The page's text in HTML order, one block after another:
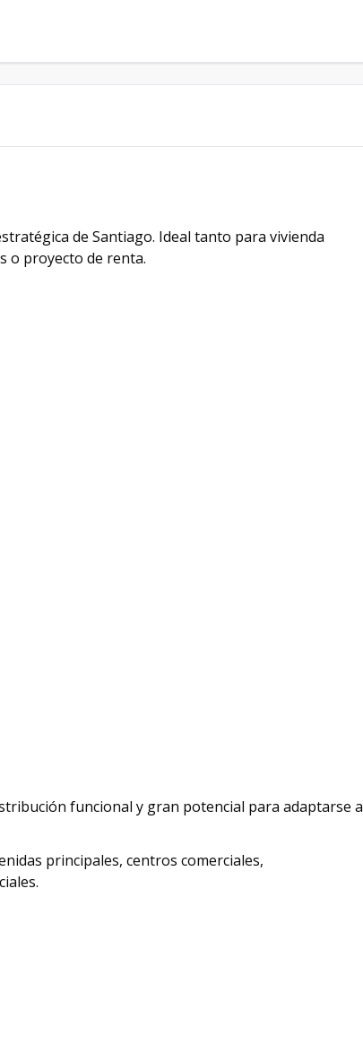
de Santiago. Ideal tanto para vivienda
o proyecto de renta.
funcional y gran potencial para adaptarse a
principales, centros comerciales,